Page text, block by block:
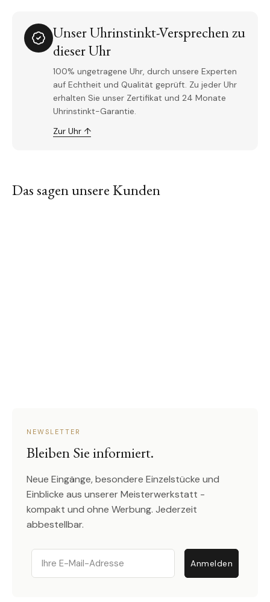
Unser Uhrinstinkt-Versprechen zu
dieser Uhr
100% ungetragene Uhr, durch unsere Experten
auf Echtheit und Qualität geprüft. Zu jeder Uhr
erhalten Sie unser Zertifikat und 24 Monate
Uhrinstinkt-Garantie.
Zur Uhr ↑
Das sagen unsere Kunden
NEWSLETTER
Bleiben Sie informiert.
Neue Eingänge, besondere Einzelstücke und
Einblicke aus unserer Meisterwerkstatt -
kompakt und ohne Werbung. Jederzeit
abbestellbar.
Email
Anmelden